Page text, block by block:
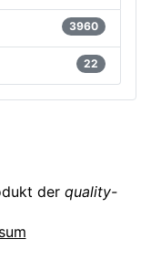
3960
22
der quality-